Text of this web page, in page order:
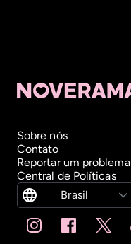
Sobre nós
Contato
Reportar um problema
Central de Políticas
Brasil